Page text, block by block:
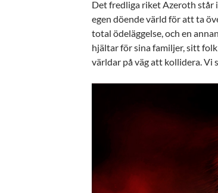
Det fredliga riket Azeroth står
egen döende värld för att ta
total ödeläggelse, och en
hjältar för sina familjer, sitt folk
världar på väg att kollidera. Vi